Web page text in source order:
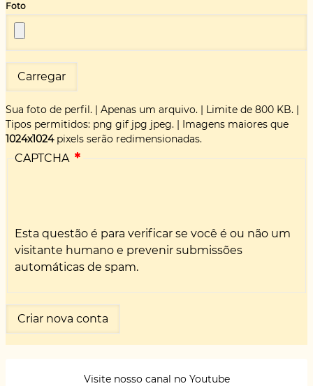
Foto
Sua foto de perfil. Apenas um arquivo. Limite de 800 KB.
Tipos permitidos: png gif jpg jpeg.
Imagens maiores que
1024x1024pixels serão redimensionadas.
CAPTCHA
Esta questão é para verificar se você é ou não um
visitante humano e prevenir submissões
automáticas de spam.
Visite nosso canal no Youtube